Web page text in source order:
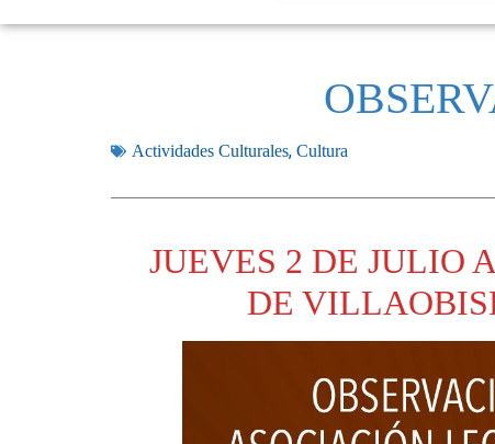
Actividades Culturales, Cultura
JUEVES 2 DE JULIO
DE